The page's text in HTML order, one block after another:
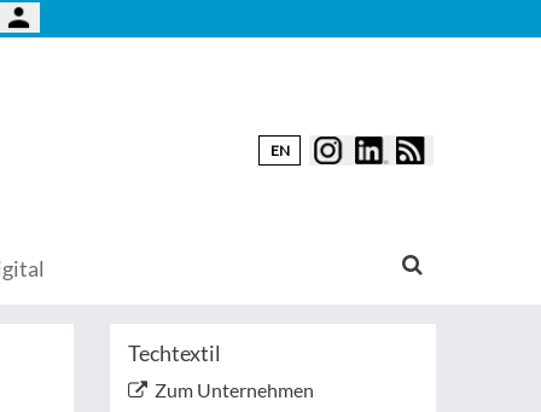
EN
Techtextil
Zum Unternehmen